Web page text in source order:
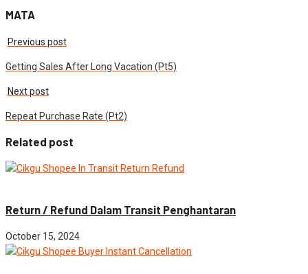
MATA
Previous post
Getting Sales After Long Vacation (Pt5)
Next post
Repeat Purchase Rate (Pt2)
Related post
Return / Refund Dalam Transit Penghantaran
October 15, 2024